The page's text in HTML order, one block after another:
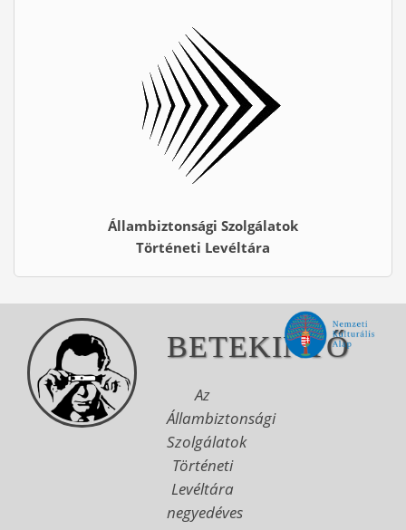
Állambiztonsági Szolgálatok
Történeti Levéltára
BETEKINTŐ
Az
Állambiztonsági
Szolgálatok
Történeti
Levéltára
negyedéves